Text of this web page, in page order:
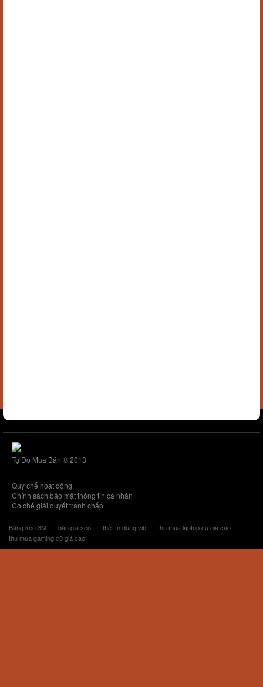
Tự Do Mua Bán © 2013
Quy chế hoạt động
Chính sách bảo mật thông tin cá nhân
Cơ chế giải quyết tranh chấp
Băng keo 3M báo giá seo thẻ tín dụng vib
thu mua laptop cũ giá cao
thu mua gaming cũ giá cao